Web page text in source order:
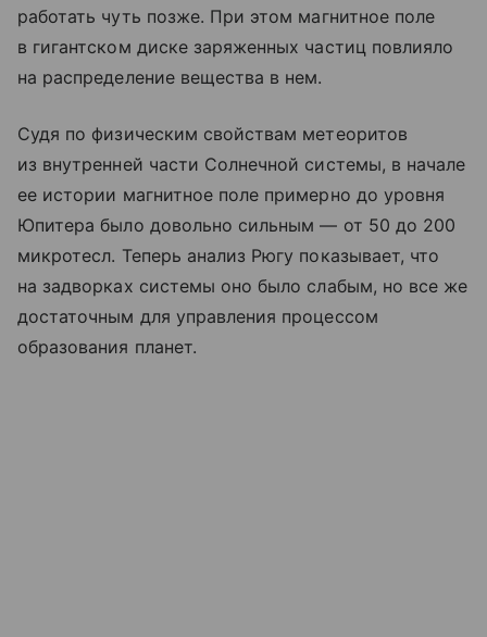
работать чуть позже. При этом магнитное поле
в гигантском диске заряженных частиц повлияло
на распределение вещества в нем.
Судя по физическим свойствам метеоритов
из внутренней части Солнечной системы, в начале
ее истории магнитное поле примерно до уровня
Юпитера было довольно сильным — от 50 до 200
микротесл. Теперь анализ Рюгу показывает, что
на задворках системы оно было слабым, но все же
достаточным для управления процессом
образования планет.